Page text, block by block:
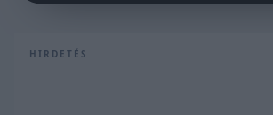
HIRDETÉS